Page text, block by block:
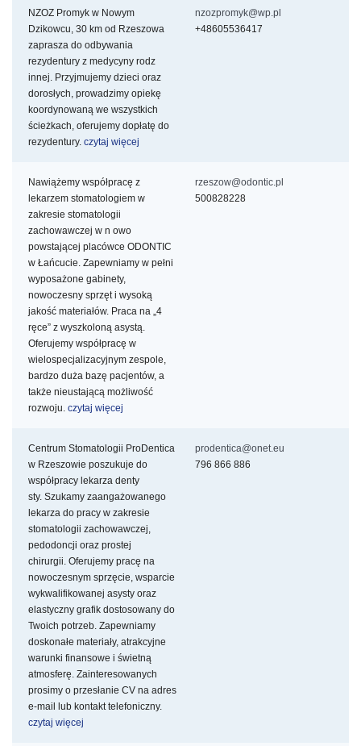
NZOZ Promyk w Nowym
Dzikowcu, 30 km od Rzeszowa
zaprasza do odbywania
rezydentury z medycyny rodz
innej. Przyjmujemy dzieci oraz
dorosłych, prowadzimy opiekę
koordynowaną we wszystkich
ścieżkach, oferujemy dopłatę do
rezydentury. czytaj więcej
nzozpromyk@wp.pl
+48605536417
Nawiążemy współpracę z
lekarzem stomatologiem w
zakresie stomatologii
zachowawczej w n owo
powstającej placówce ODONTIC
w Łańcucie. Zapewniamy w pełni
wyposażone gabinety,
nowoczesny sprzęt i wysoką
jakość materiałów. Praca na „4
ręce” z wyszkoloną asystą.
Oferujemy współpracę w
wielospecjalizacyjnym zespole,
bardzo duża bazę pacjentów, a
także nieustającą możliwość
rozwoju. czytaj więcej
rzeszow@odontic.pl
500828228
Centrum Stomatologii ProDentica
w Rzeszowie poszukuje do
współpracy lekarza denty
sty. Szukamy zaangażowanego
lekarza do pracy w zakresie
stomatologii zachowawczej,
pedodoncji oraz prostej
chirurgii. Oferujemy pracę na
nowoczesnym sprzęcie, wsparcie
wykwalifikowanej asysty oraz
elastyczny grafik dostosowany do
Twoich potrzeb. Zapewniamy
doskonałe materiały, atrakcyjne
warunki finansowe i świetną
atmosferę. Zainteresowanych
prosimy o przesłanie CV na adres
e-mail lub kontakt telefoniczny.
czytaj więcej
prodentica@onet.eu
796 866 886